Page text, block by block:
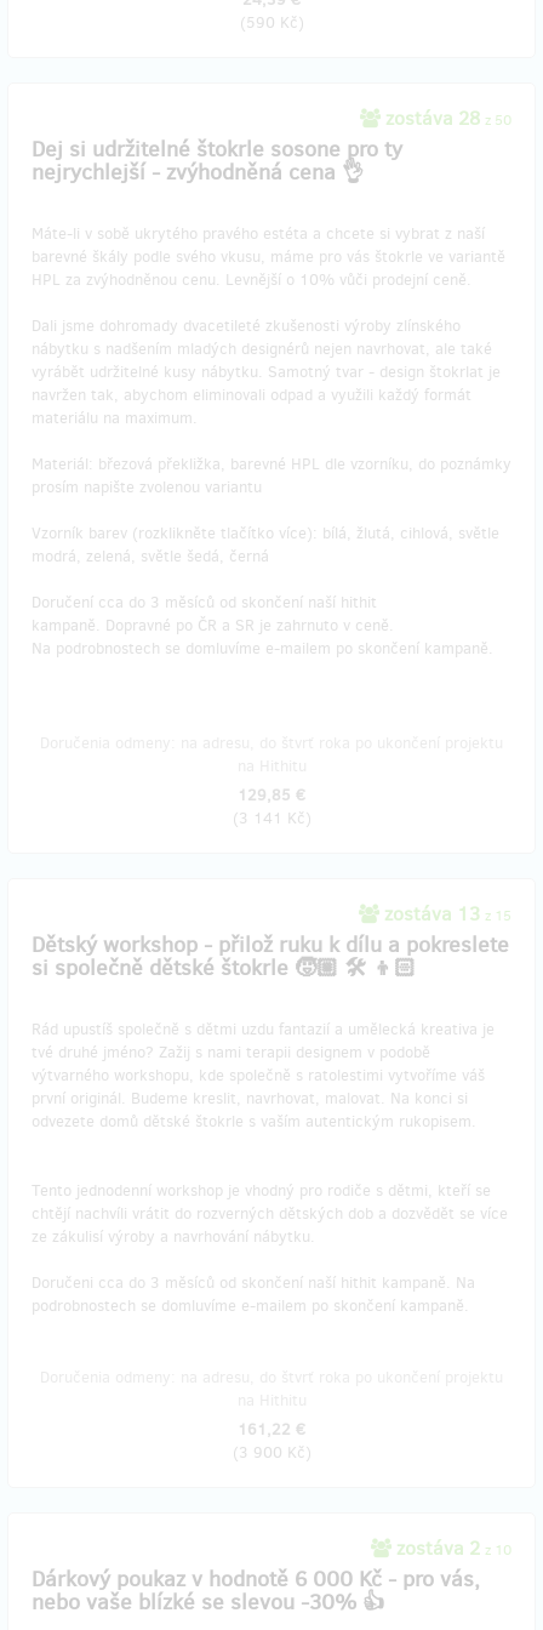
(590 Kč)
zostáva 28 z 50
Dej si udržitelné štokrle sosone pro ty
nejrychlejší - zvýhodněná cena 👌
Máte-li v sobě ukrytého pravého estéta a chcete si vybrat z naší
barevné škály podle svého vkusu, máme pro vás štokrle ve variantě
HPL za zvýhodněnou cenu. Levnější o 10% vůči prodejní ceně.
Dali jsme dohromady dvacetileté zkušenosti výroby zlínského
nábytku s nadšením mladých designérů nejen navrhovat, ale také
vyrábět udržitelné kusy nábytku. Samotný tvar - design štokrlat je
navržen tak, abychom eliminovali odpad a využili každý formát
materiálu na maximum.
Materiál: březová překližka, barevné HPL dle vzorníku, do poznámky
prosím napište zvolenou variantu
Vzorník barev (rozklikněte tlačítko více): bílá, žlutá, cihlová, světle
modrá, zelená, světle šedá, černá
Doručení cca do 3 měsíců od skončení naší hithit
kampaně. Dopravné po ČR a SR je zahrnuto v ceně.
Na podrobnostech se domluvíme e-mailem po skončení kampaně.
129,85 €
(3 141 Kč)
zostáva 13 z 15
Dětský workshop - přilož ruku k dílu a pokreslete
si společně dětské štokrle 🧒🏼 🛠️ 👦🏻
Rád upustíš společně s dětmi uzdu fantazií a umělecká kreativa je
tvé druhé jméno? Zažij s nami terapii designem v podobě
výtvarného workshopu, kde společně s ratolestimi vytvoříme váš
první originál. Budeme kreslit, navrhovat, malovat. Na konci si
odvezete domů dětské štokrle s vaším autentickým rukopisem.
Tento jednodenní workshop je vhodný pro rodiče s dětmi, kteří se
chtějí nachvíli vrátit do rozverných dětských dob a dozvědět se více
ze zákulisí výroby a navrhování nábytku.
Doručeni cca do 3 měsíců od skončení naší hithit kampaně. Na
podrobnostech se domluvíme e-mailem po skončení kampaně.
161,22 €
(3 900 Kč)
zostáva 2 z 10
Dárkový poukaz v hodnotě 6 000 Kč - pro vás,
nebo vaše blízké se slevou -30% 👍